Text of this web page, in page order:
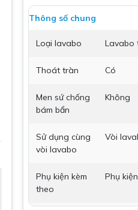
Nước Lộc
Nghiệp & Uy
Dịch Vụ Lắp
Chuyên
Lavabo Lộc
Thông số chung
Loại lavabo Lavabo
Thoát tràn Có
Men sứ chống
bám bẩn
Không
Sử dụng cùng
vòi lavabo
Vòi
Phụ kiện kèm
theo
Phụ